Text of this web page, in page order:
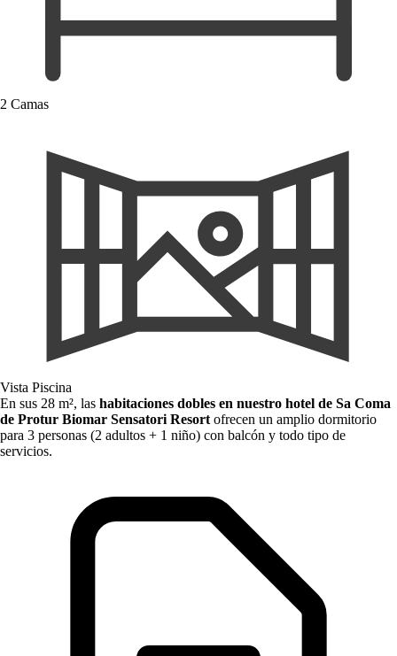
2 Camas
Vista Piscina
En sus 28 m², las habitaciones dobles en nuestro hotel de Sa Coma
de Protur Biomar Sensatori Resort ofrecen un amplio dormitorio
para 3 personas (2 adultos + 1 niño) con balcón y todo tipo de
servicios.